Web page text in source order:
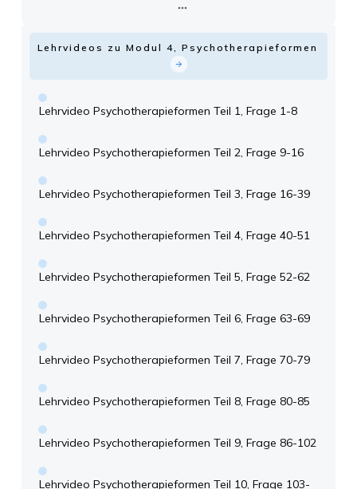
Lehrvideos zu Modul 4, Psychotherapieformen
Lehrvideo Psychotherapieformen Teil 1, Frage 1-8
Lehrvideo Psychotherapieformen Teil 2, Frage 9-16
Lehrvideo Psychotherapieformen Teil 3, Frage 16-39
Lehrvideo Psychotherapieformen Teil 4, Frage 40-51
Lehrvideo Psychotherapieformen Teil 5, Frage 52-62
Lehrvideo Psychotherapieformen Teil 6, Frage 63-69
Lehrvideo Psychotherapieformen Teil 7, Frage 70-79
Lehrvideo Psychotherapieformen Teil 8, Frage 80-85
Lehrvideo Psychotherapieformen Teil 9, Frage 86-102
Lehrvideo Psychotherapieformen Teil 10, Frage 103-